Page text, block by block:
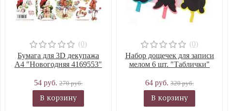
(0)
Бумага для 3D декупажа
А4 "Новогодняя 4169553"
54 руб. 270 руб.
В корзину
(0)
Набор дощечек для записи
мелом 6 шт. "Таблички"
64 руб. 320 руб.
В корзину